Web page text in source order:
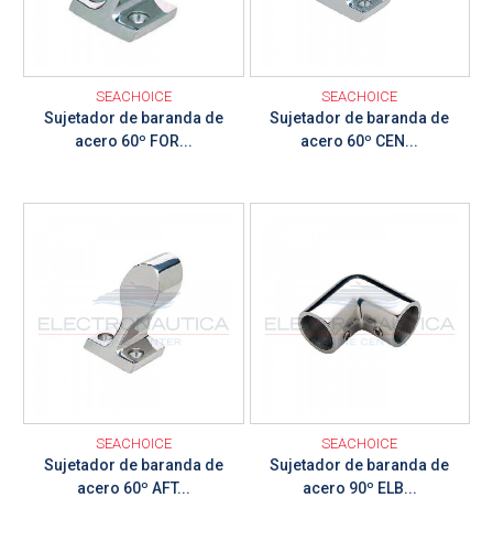
SEACHOICE
Sujetador de baranda de
acero 60º FOR...
SEACHOICE
Sujetador de baranda de
acero 60º CEN...
SEACHOICE
Sujetador de baranda de
acero 60º AFT...
SEACHOICE
Sujetador de baranda de
acero 90º ELB...